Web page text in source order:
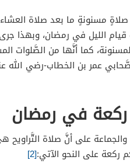
مسنونةٍ ما بعد صلاة
الليل في رمضان، وبهذا
كما أنَّها من الصَّلوات
عمر بن الخطاب-رضي الله
ركعة في رمضان
على أنَّ صلاة التَّراويح
على النحو الآتي:[2]